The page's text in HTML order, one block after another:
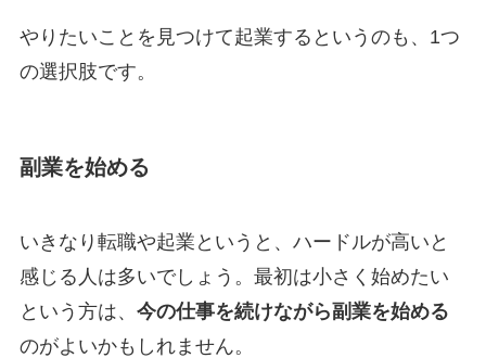
やりたいことを見つけて起業するというのも、1つ
の選択肢です。
副業を始める
いきなり転職や起業というと、ハードルが高いと
感じる人は多いでしょう。最初は小さく始めたい
という方は、 今の仕事を続けながら副業を始める
のがよいかもしれません。